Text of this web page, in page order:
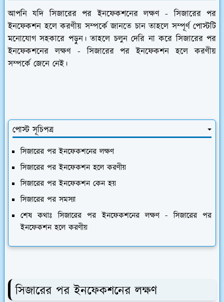
আপনি যদি সিজারের পর ইনফেকশনের লক্ষণ - সিজারের পর
ইনফেকশন হলে করণীয় সম্পর্কে জানতে চান তাহলে সম্পূর্ণ পোস্টটি
মনোযোগ সহকারে পড়ুন। তাহলে চলুন দেরি না করে সিজারের পর
ইনফেকশনের লক্ষণ - সিজারের পর ইনফেকশন হলে করণীয়
সম্পর্কে জেনে নেই।
পোস্ট সূচিপত্র
সিজারের পর ইনফেকশনের লক্ষণ
সিজারের পর ইনফেকশন হলে করণীয়
সিজারের পর ইনফেকশন কেন হয়
সিজারের পর সমস্যা
শেষ কথাঃ সিজারের পর ইনফেকশনের লক্ষণ - সিজারের পর
ইনফেকশন হলে করণীয়
সিজারের পর ইনফেকশনের লক্ষণ